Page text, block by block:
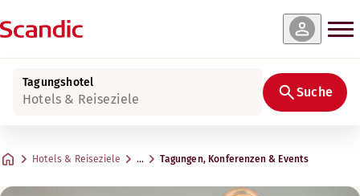
Tagungshotel
Hotels & Reiseziele Suche
Hotels & Reiseziele … Tagungen, Konferenzen & Events